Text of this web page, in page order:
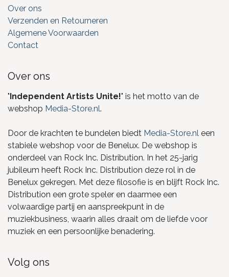
Over ons
Verzenden en Retourneren
Algemene Voorwaarden
Contact
Over ons
"Independent Artists Unite!" is het motto van de
webshop Media-Store.nl.
Door de krachten te bundelen biedt Media-Store.nl een
stabiele webshop voor de Benelux. De webshop is
onderdeel van Rock Inc. Distribution. In het 25-jarig
jubileum heeft Rock Inc. Distribution deze rol in de
Benelux gekregen. Met deze filosofie is en blijft Rock Inc.
Distribution een grote speler en daarmee een
volwaardige partij en aanspreekpunt in de
muziekbusiness, waarin alles draait om de liefde voor
muziek en een persoonlijke benadering.
Volg ons